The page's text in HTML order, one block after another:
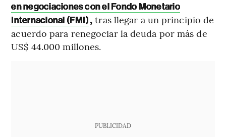
en negociaciones con el Fondo Monetario
Internacional (FMI), tras llegar a un principio de
acuerdo para renegociar la deuda por más de
US$ 44.000 millones.
PUBLICIDAD